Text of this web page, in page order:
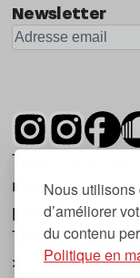
Nous utilisons
d’améliorer
du contenu
Politique en
Newsletter
Tsugi est un
musique et les
première
Tsugi en
», ce qui